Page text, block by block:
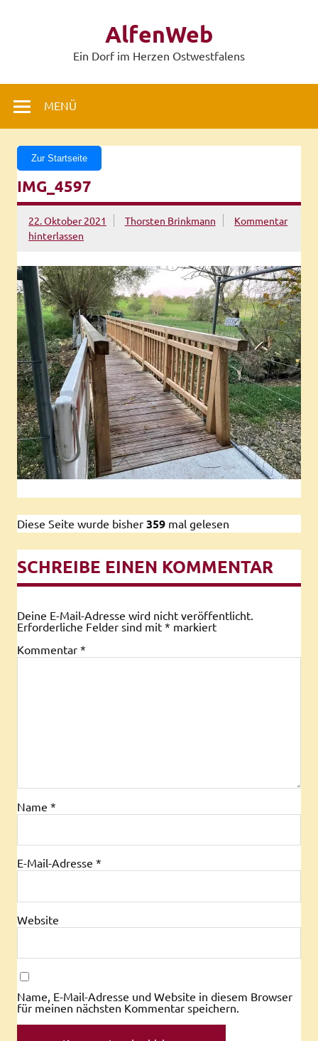
AlfenWeb
Ein Dorf im Herzen Ostwestfalens
MENÜ
Zur Startseite
IMG_4597
22. Oktober 2021 Thorsten Brinkmann
Kommentar
hinterlassen
Diese Seite wurde bisher 359 mal gelesen
SCHREIBE EINEN KOMMENTAR
Deine E-Mail-Adresse wird nicht veröffentlicht.
Erforderliche Felder sind mit * markiert
Kommentar *
Name *
E-Mail-Adresse *
Website
Name, E-Mail-Adresse und Website in diesem Browser
für meinen nächsten Kommentar speichern.